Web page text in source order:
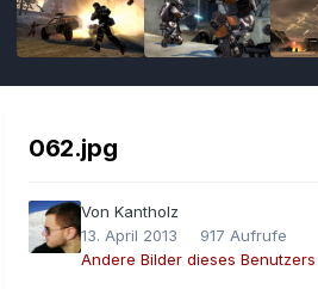
062.jpg
Von Kantholz
13. April 2013
917 Aufrufe
Andere Bilder dieses